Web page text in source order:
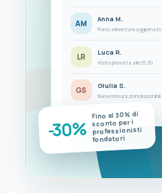
AM Anna M.
Piano alimentare aggiornato
LR Luca R.
Visita prevista alle 15:30
GS Giulia S.
Nuove misurazioni disponibili
-30%
Fino al 30% di
sconto per i
professionisti
fondatori